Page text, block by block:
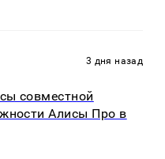
3 дня назад
совместной
Алисы Про в